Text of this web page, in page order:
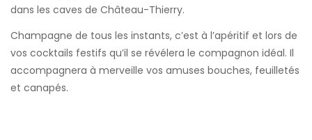
dans les caves de Château-Thierry.
Champagne de tous les instants, c’est à l’apéritif et lors de
vos cocktails festifs qu’il se révélera le compagnon idéal. Il
accompagnera à merveille vos amuses bouches, feuilletés
et canapés.